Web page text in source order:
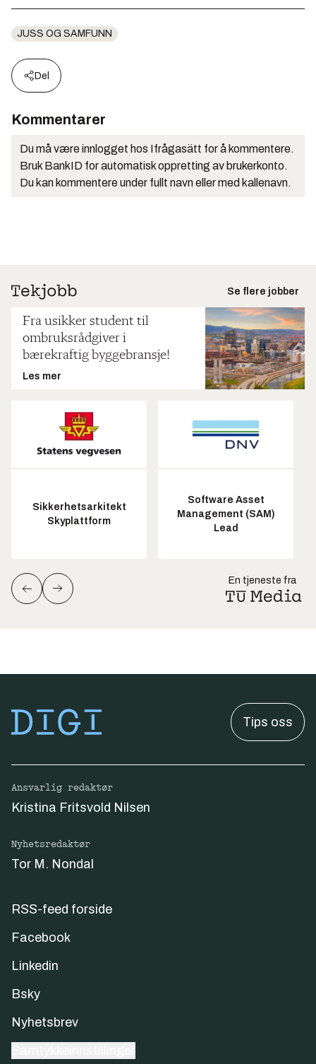
JUSS OG SAMFUNN
Del
Kommentarer
Du må være innlogget hos Ifrågasätt for å kommentere.
Bruk BankID for automatisk oppretting av brukerkonto.
Du kan kommentere under fullt navn eller med kallenavn.
Se flere jobber
Fra usikker student til
ombruksrådgiver i
bærekraftig byggebransje!
Les mer
Sikkerhetsarkitekt
Skyplattform
Software Asset
Management (SAM)
Lead
En tjeneste fra
Tips oss
Ansvarlig redaktør
Kristina Fritsvold Nilsen
Nyhetsredaktør
Tor M. Nondal
RSS-feed forside
Facebook
Linkedin
Bsky
Nyhetsbrev